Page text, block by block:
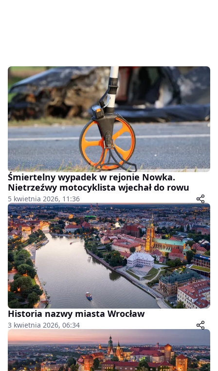
Śmiertelny wypadek w rejonie Nowka.
Nietrzeźwy motocyklista wjechał do rowu
5 kwietnia 2026, 11:36
Historia nazwy miasta Wrocław
3 kwietnia 2026, 06:34